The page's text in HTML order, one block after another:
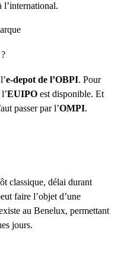
l’international.
e-depot de l’OBPI. Pour
EUIPO est disponible. Et
passer par l’OMPI.
classique, délai durant
faire l’objet d’une
au Benelux, permettant
jours.